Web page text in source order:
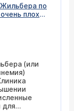
по
плохое
(или
для